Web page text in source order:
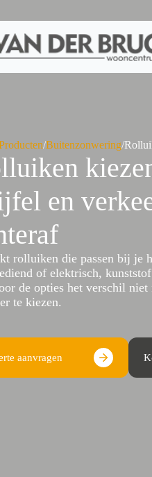
/Buitenzonwering/
en
rolluiken die passen bij je
of elektrisch,
de opties het verschil
te kiezen.
aanvragen